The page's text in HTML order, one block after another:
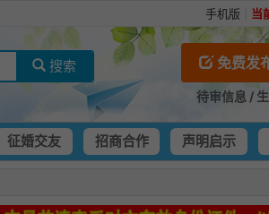
手机版 当
搜索 免费发
待审信息 /
征婚交友 招商合作 声明启示